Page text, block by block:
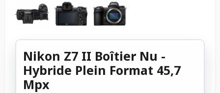
Nikon Z7 II Boîtier Nu -
Hybride Plein Format 45,7
Mpx